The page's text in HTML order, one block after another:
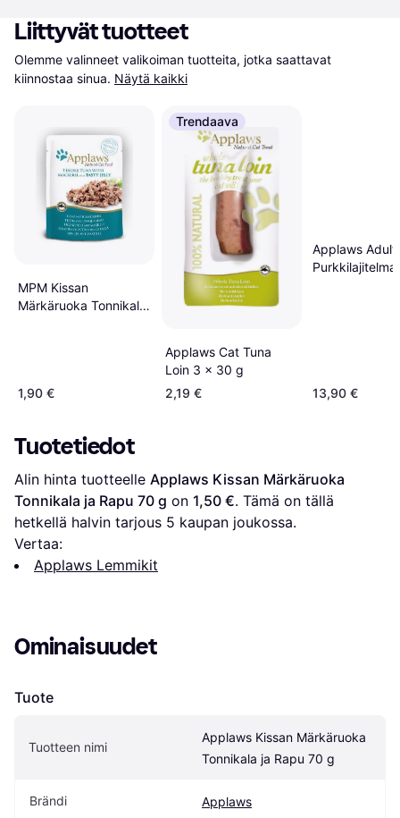
Liittyvät tuotteet
Olemme valinneet valikoiman tuotteita, jotka saattavat
kiinnostaa sinua. Näytä kaikki
MPM Kissan
Märkäruoka Tonnikala
1,90 €
Trendaava
Applaws Cat Tuna
Loin 3 x 30 g
2,19 €
Applaws Adult
13,90 €
Tuotetiedot
Alin hinta tuotteelle Applaws Kissan Märkäruoka
Tonnikala ja Rapu 70 g on 1,50 €. Tämä on tällä
hetkellä halvin tarjous 5 kaupan joukossa.
Vertaa:
Applaws Lemmikit
Ominaisuudet
Tuote
Tuotteen nimi
Applaws Kissan Märkäruoka
Tonnikala ja Rapu 70 g
Brändi Applaws